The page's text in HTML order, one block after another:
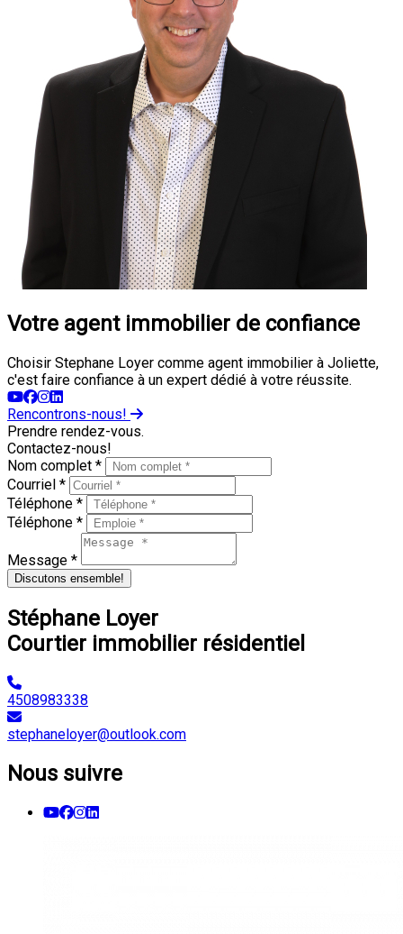
Votre agent immobilier de confiance
Choisir Stephane Loyer comme agent immobilier à Joliette,
c'est faire confiance à un expert dédié à votre réussite.
Rencontrons-nous!
Prendre rendez-vous.
Contactez-nous!
Nom complet *
Courriel *
Téléphone *
Téléphone *
Message *
Discutons ensemble!
Stéphane Loyer
Courtier immobilier résidentiel
4508983338
stephaneloyer@outlook.com
Nous suivre